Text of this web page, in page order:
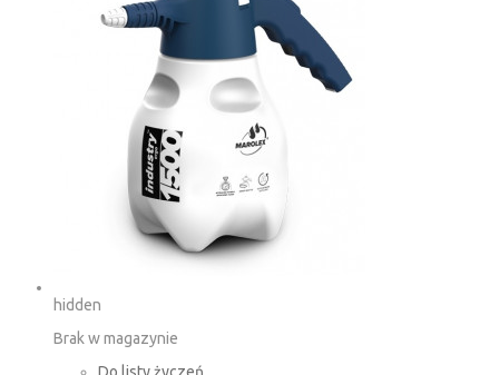
hidden
Brak w magazynie
Do listy życzeń